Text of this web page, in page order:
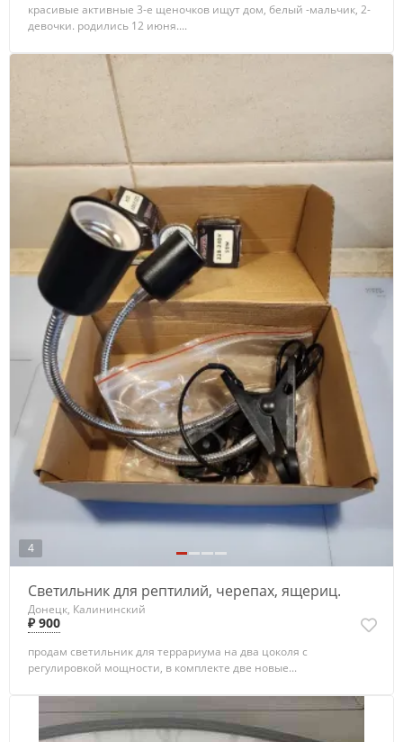
красивые активные 3-е щеночков ищут дом, белый -мальчик, 2-
девочки. родились 12 июня....
4
Светильник для рептилий, черепах, ящериц.
Донецк, Калининский
₽ 900
продам светильник для террариума на два цоколя с
регулировкой мощности, в комплекте две новые...